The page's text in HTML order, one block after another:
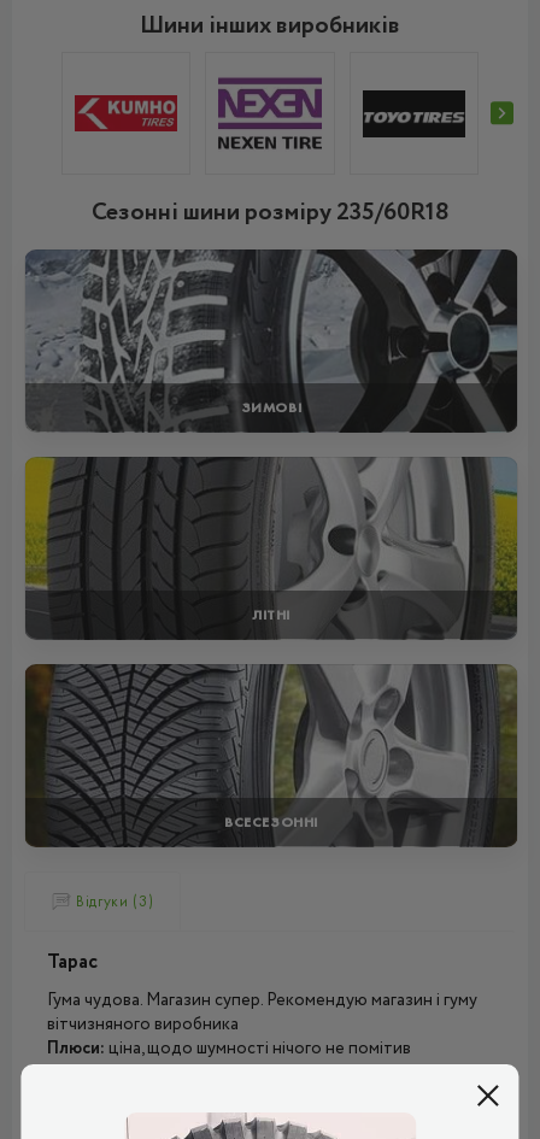
Шини інших виробників
Сезонні шини розміру 235/60R18
ЗИМОВІ
ЛІТНІ
ВСЕСЕЗОННІ
Відгуки (3)
Тарас
Гума чудова. Магазин супер. Рекомендую магазин і гуму
вітчизняного виробника
Плюси: ціна, щодо шумності нічого не помітив
12.11.2024, 07:36